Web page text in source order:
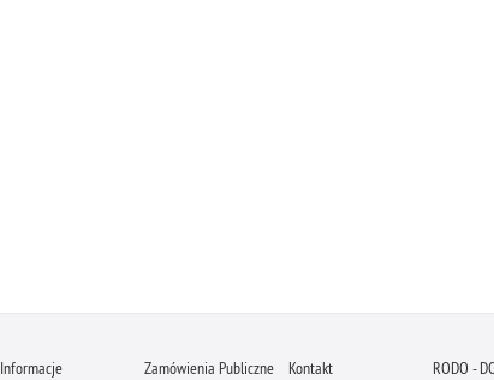
Informacje Zamówienia Publiczne Kontakt RODO -